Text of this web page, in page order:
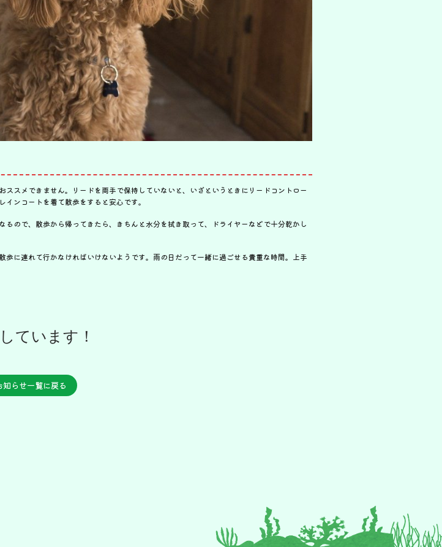
スメできません。リードを両手で保持していないと、いざというときにリードコントロー
ンコートを着て散歩をすると安心です。
ので、散歩から帰ってきたら、きちんと水分を拭き取って、ドライヤーなどで十分乾かし
に連れて行かなければいけないようです。雨の日だって一緒に過ごせる貴重な時間。上手
ています！
知らせ一覧に戻る